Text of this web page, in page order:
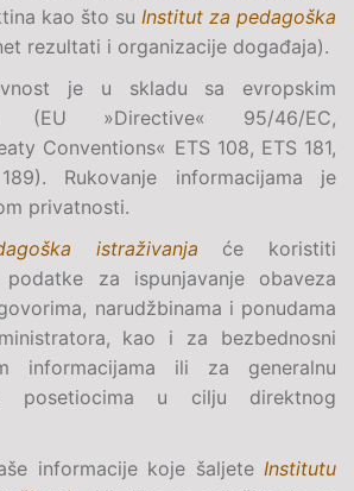
kao što su Institut za pedagoška
rezultati i organizacije događaja).
je u skladu sa evropskim
(EU »Directive« 95/46/EC,
Conventions« ETS 108, ETS 181,
). Rukovanje informacijama je
privatnosti.
istraživanja će koristiti
za ispunjavanje obaveza
narudžbinama i ponudama
kao i za bezbednosni
informacijama ili za generalnu
posetiocima u cilju direktnog
informacije koje šaljete Institutu